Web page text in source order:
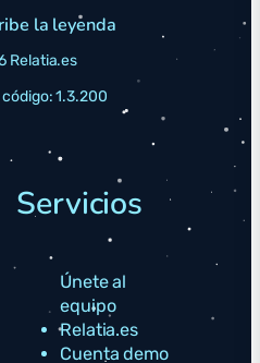
la leyenda
Relatia.es
1.3.200
Servicios
Únete al
equipo
Relatia.es
Cuenta demo